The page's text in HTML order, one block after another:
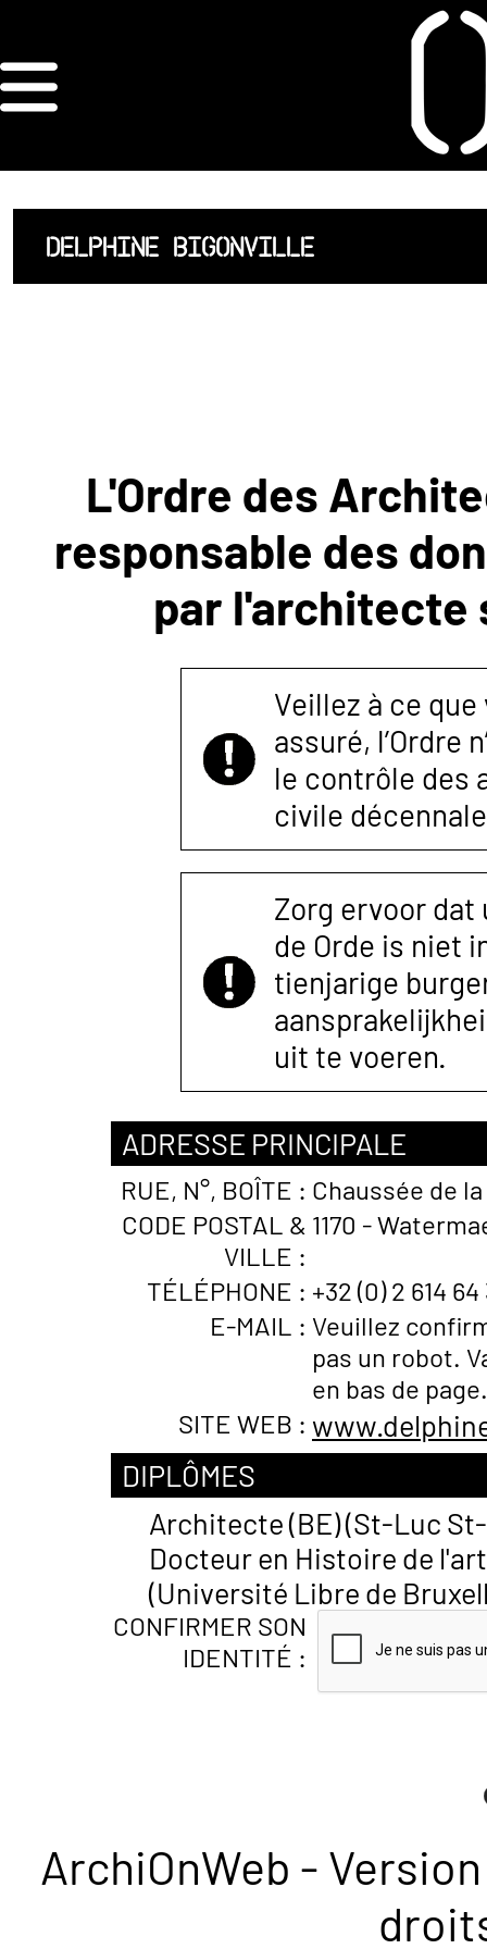
ORDRE DES
ARCHITECTES
ACCUEIL
LISTE DES
NOUS
CONTACTER
DELPHINE BIGONVILLE
L'Ordre des
responsable des
par l'architecte
Veillez à ce
assuré, l’Ordre
le contrôle des
civile
Zorg ervoor
de Orde is niet
tienjarige
uit te voeren.
ADRESSE PRINCIPALE
RUE, N°, BOÎTE : Chaussée de
CODE POSTAL &
VILLE :
1170 -
TÉLÉPHONE : +32 (0) 2 614 64
E-MAIL : Veuillez
pas un robot.
en bas de page.
SITE WEB :
DIPLÔMES
Architecte (BE) (St-Luc
Docteur en Histoire de
(Université Libre de
CONFIRMER SON
IDENTITÉ :
ArchiOnWeb -